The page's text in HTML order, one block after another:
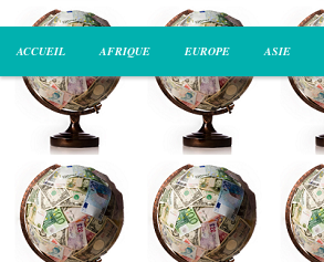
ACCUEIL AFRIQUE EUROPE ASIE